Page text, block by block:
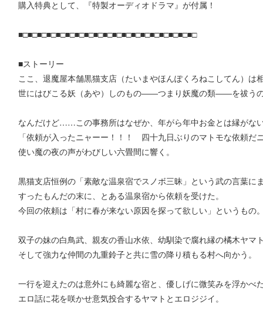
購入特典として、『特製オーディオドラマ』が付属！
■□■□■□■□■□■□■□■□■□■□■□■□■□■□■□■□■□■□■□
■ストーリー
ここ、退魔屋本舗黒猫支店（たいまやほんぽくろねこしてん）は
世にはびこる妖（あや）しのもの――つまり妖魔の類――を祓う
なんだけど……この事務所はなぜか、年がら年中お金とは縁がな
「依頼が入ったニャーー！！！ 四十九日ぶりのマトモな依頼だ
使い魔の夜の声がわびしい六畳間に響く。
黒猫支店恒例の「素敵な温泉宿でスノボ三昧」という武の言葉に
すったもんだの末に、とある温泉宿から依頼を受けた。
今回の依頼は「村に春が来ない原因を探って欲しい」というもの
双子の妹の白鳥武、親友の香山水依、幼馴染で腐れ縁の橘木ヤマ
そして強力な仲間の九重鈴子と共に雪の降り積もる村へ向かう。
一行を迎えたのは意外にも綺麗な宿と、優しげに微笑みを浮かべ
エロ話に花を咲かせ意気投合するヤマトとエロジジイ。